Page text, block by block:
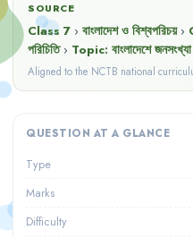
SOURCE
Class 7 › বাংলাদেশ ও বিশ্বপরিচয় ›
পরিচিতি › Topic: বাংলাদেশে
Aligned to the NCTB national
QUESTION AT A GLANCE
Type
Marks
Difficulty